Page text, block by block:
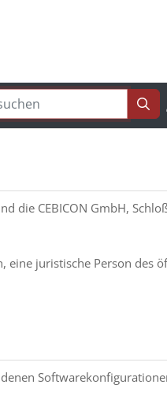
die CEBICON GmbH,
eine juristische Person des